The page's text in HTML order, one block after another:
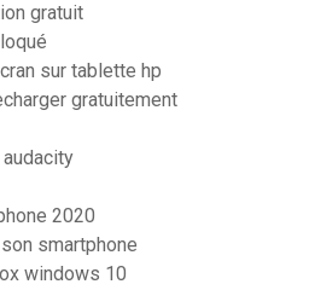
gratuit
sur tablette hp
gratuitement
2020
smartphone
windows 10